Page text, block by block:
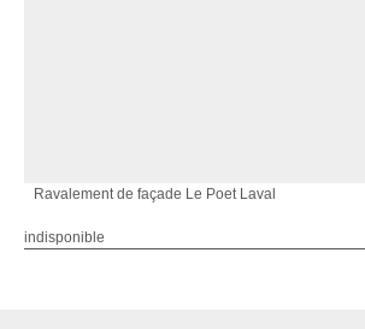
Ravalement de façade Le Poet Laval
indisponible